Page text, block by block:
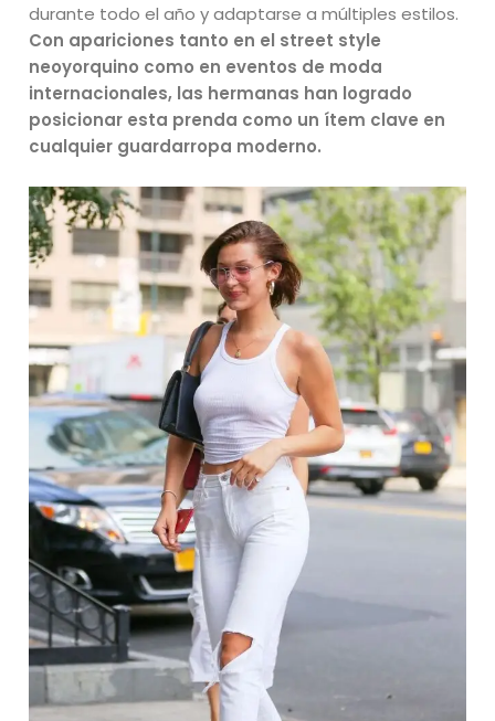
durante todo el año y adaptarse a múltiples estilos.
Con apariciones tanto en el street style
neoyorquino como en eventos de moda
internacionales, las hermanas han logrado
posicionar esta prenda como un ítem clave en
cualquier guardarropa moderno.